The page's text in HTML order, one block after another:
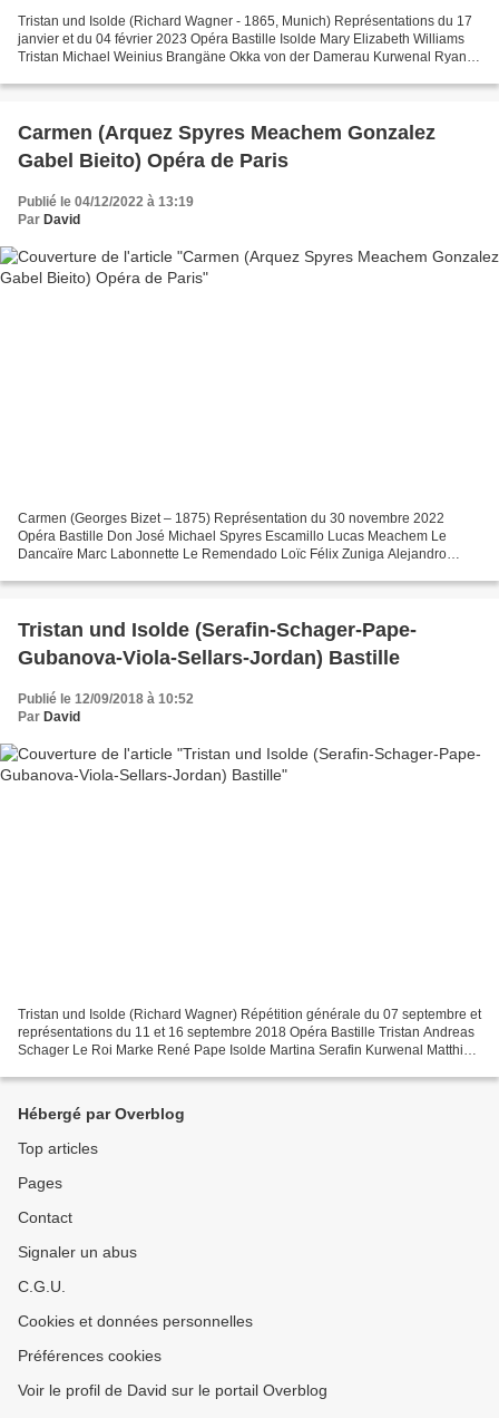
Tristan und Isolde (Richard Wagner - 1865, Munich) Représentations du 17
janvier et du 04 février 2023 Opéra Bastille Isolde Mary Elizabeth Williams
Tristan Michael Weinius Brangäne Okka von der Damerau Kurwenal Ryan
Carmen (Arquez Spyres Meachem Gonzalez
Gabel Bieito) Opéra de Paris
Publié le 04/12/2022 à 13:19
Par David
Carmen (Georges Bizet – 1875) Représentation du 30 novembre 2022
Opéra Bastille Don José Michael Spyres Escamillo Lucas Meachem Le
Dancaïre Marc Labonnette Le Remendado Loïc Félix Zuniga Alejandro
Tristan und Isolde (Serafin-Schager-Pape-
Gubanova-Viola-Sellars-Jordan) Bastille
Publié le 12/09/2018 à 10:52
Par David
Tristan und Isolde (Richard Wagner) Répétition générale du 07 septembre et
représentations du 11 et 16 septembre 2018 Opéra Bastille Tristan Andreas
Schager Le Roi Marke René Pape Isolde Martina Serafin Kurwenal Matthias
Hébergé par Overblog
Top articles
Pages
Contact
Signaler un abus
C.G.U.
Cookies et données personnelles
Préférences cookies
Voir le profil de David sur le portail Overblog